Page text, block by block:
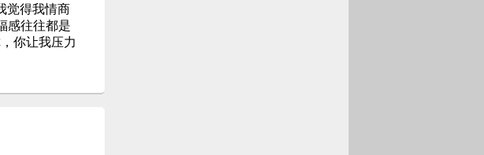
觉得我情商
感往往都是
你让我压力